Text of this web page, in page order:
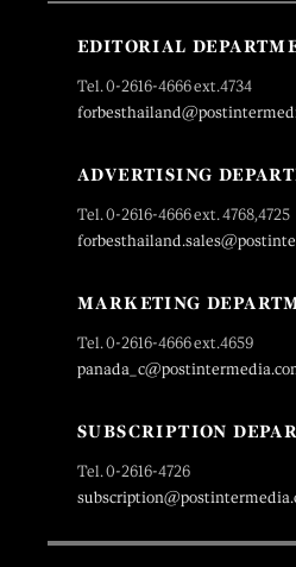
EDITORIAL
Tel. 0-2616-4666 ext.4734
ADVERTISING
Tel. 0-2616-4666 ext. 4768,4725
MARKETING
Tel. 0-2616-4666 ext.4659
SUBSCRIPTION
Tel. 0-2616-4726